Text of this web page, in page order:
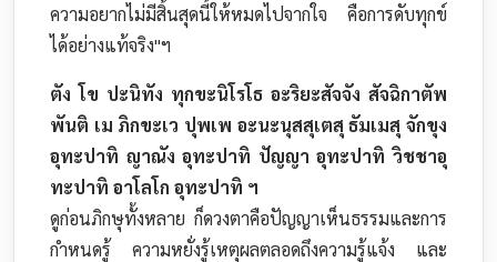
ความอยากไม่มีสิ้นสุดนี้ให้หมดไปจากใจ คือการดับทุกข์
ได้อย่างแท้จริง"ฯ
ตัง โข ปะนิทัง ทุกขะนิโรโธ อะริยะสัจจัง สัจฉิกาตัพ
พันติ เม ภิกขะเว ปุพเพ อะนะนุสสุเตสุ ธัมเมสุ จักขุง
อุทะปาทิ ญาณัง อุทะปาทิ ปัญญา อุทะปาทิ วิชชาอุ
ทะปาทิ อาโลโก อุทะปาทิ ฯ
ดูก่อนภิกษุทั้งหลาย ก็ดวงตาคือปัญญาเห็นธรรมและการ
กำหนดรู้ ความหยั่งรู้เหตุผลตลอดถึงความรู้แจ้ง และ